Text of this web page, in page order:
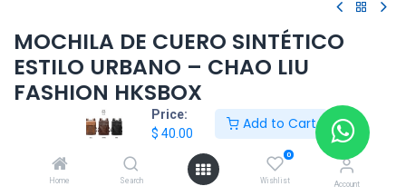
Price:
$ 40.00
Add to Cart
Home Search
0
Wishlist Account
MOCHILA DE CUERO SINTÉTICO
ESTILO URBANO – CHAO LIU
FASHION HKSBOX